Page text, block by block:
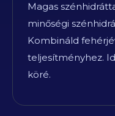
Magas
minőségi
Kombináld
teljesítményhez.
köré.